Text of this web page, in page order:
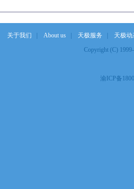
关于我们 About us 天极服务
天极动
Copyright (C)
渝ICP备